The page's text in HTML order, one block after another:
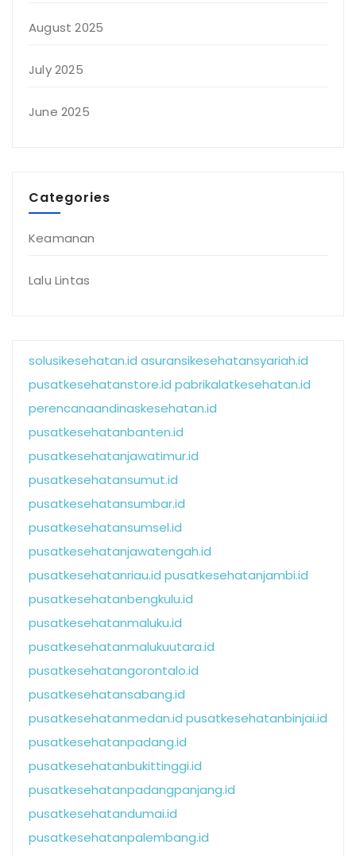
August 2025
July 2025
June 2025
Categories
Keamanan
Lalu Lintas
solusikesehatan.id asuransikesehatansyariah.id
pusatkesehatanstore.id pabrikalatkesehatan.id
perencanaandinaskesehatan.id
pusatkesehatanbanten.id
pusatkesehatanjawatimur.id
pusatkesehatansumut.id
pusatkesehatansumbar.id
pusatkesehatansumsel.id
pusatkesehatanjawatengah.id
pusatkesehatanriau.id pusatkesehatanjambi.id
pusatkesehatanbengkulu.id
pusatkesehatanmaluku.id
pusatkesehatanmalukuutara.id
pusatkesehatangorontalo.id
pusatkesehatansabang.id
pusatkesehatanmedan.id pusatkesehatanbinjai.id
pusatkesehatanpadang.id
pusatkesehatanbukittinggi.id
pusatkesehatanpadangpanjang.id
pusatkesehatandumai.id
pusatkesehatanpalembang.id